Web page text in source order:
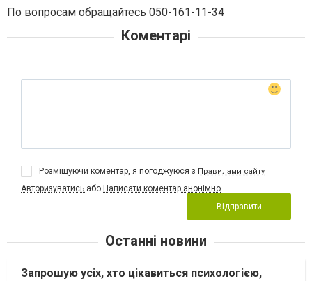
По вопросам обращайтесь 050-161-11-34
Коментарі
Розміщуючи коментар, я погоджуюся з Правилами сайту
Авторизуватись або Написати коментар анонімно
Відправити
Останні новини
Запрошую усіх, хто цікавиться психологією,